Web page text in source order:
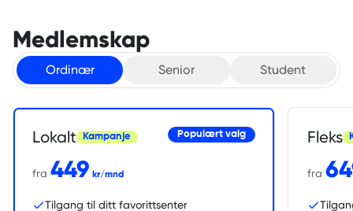
Medlemskap
Ordinær Senior Student
Lokalt Kampanje Populært valg
fra 449 kr/mnd
Tilgang til ditt favorittsenter
Fleks
fra